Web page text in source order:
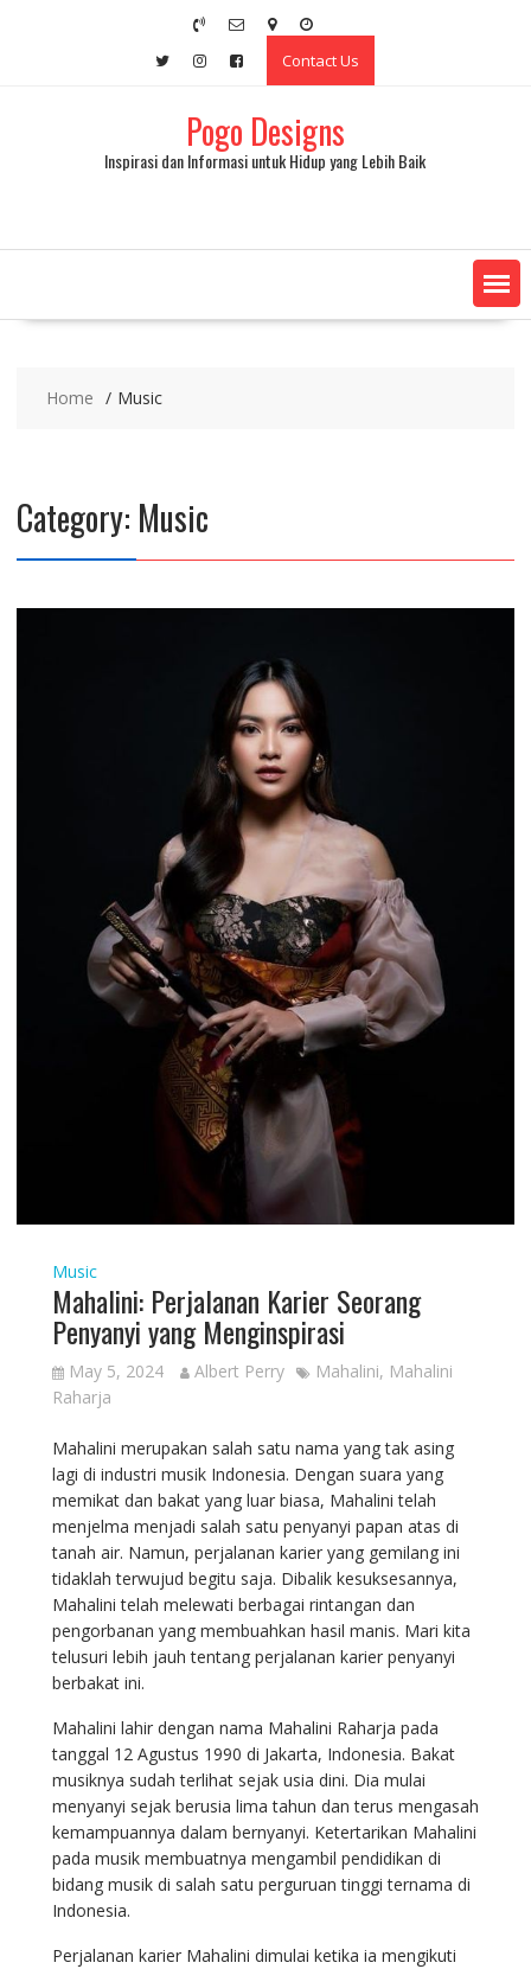
Contact Us
Pogo Designs
Inspirasi dan Informasi untuk Hidup yang Lebih Baik
Home Music
Category: Music
Music
Mahalini: Perjalanan Karier Seorang
Penyanyi yang Menginspirasi
May 5, 2024 Albert Perry Mahalini, Mahalini
Raharja
Mahalini merupakan salah satu nama yang tak asing
lagi di industri musik Indonesia. Dengan suara yang
memikat dan bakat yang luar biasa, Mahalini telah
menjelma menjadi salah satu penyanyi papan atas di
tanah air. Namun, perjalanan karier yang gemilang ini
tidaklah terwujud begitu saja. Dibalik kesuksesannya,
Mahalini telah melewati berbagai rintangan dan
pengorbanan yang membuahkan hasil manis. Mari kita
telusuri lebih jauh tentang perjalanan karier penyanyi
berbakat ini.
Mahalini lahir dengan nama Mahalini Raharja pada
tanggal 12 Agustus 1990 di Jakarta, Indonesia. Bakat
musiknya sudah terlihat sejak usia dini. Dia mulai
menyanyi sejak berusia lima tahun dan terus mengasah
kemampuannya dalam bernyanyi. Ketertarikan Mahalini
pada musik membuatnya mengambil pendidikan di
bidang musik di salah satu perguruan tinggi ternama di
Indonesia.
Perjalanan karier Mahalini dimulai ketika ia mengikuti